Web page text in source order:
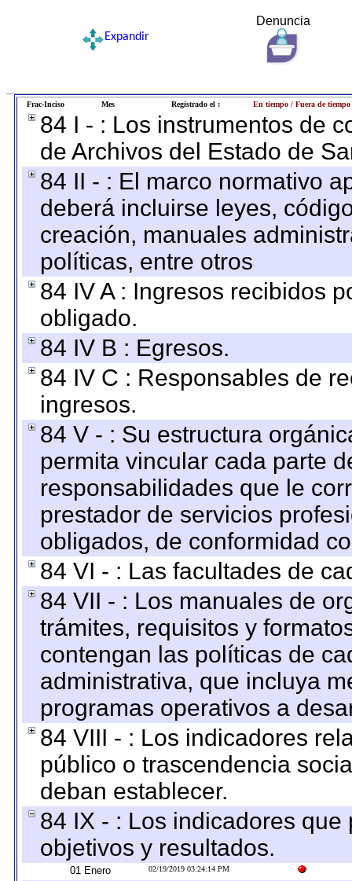
Denuncia
Expandir
Frac-Inciso Mes Registrado el : En tiempo / Fuera de tiempo
84 I - : Los instrumentos de
de Archivos del Estado de
84 II - : El marco normativo
deberá incluirse leyes,
creación, manuales
políticas, entre otros
84 IV A : Ingresos recibidos
obligado.
84 IV B : Egresos.
84 IV C : Responsables de
ingresos.
84 V - : Su estructura
permita vincular cada parte
responsabilidades que le
prestador de servicios
obligados, de conformidad
84 VI - : Las facultades de
84 VII - : Los manuales de
trámites, requisitos y
contengan las políticas de
administrativa, que incluya
programas operativos a
84 VIII - : Los indicadores
público o trascendencia
deban establecer.
84 IX - : Los indicadores
objetivos y resultados.
01 Enero 02/19/2019 03:24:14 PM